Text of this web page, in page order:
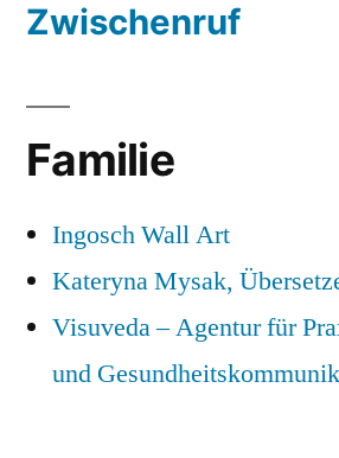
Zwischenruf
Familie
Ingosch Wall Art
Kateryna Mysak,
Visuveda – Agentur für
und